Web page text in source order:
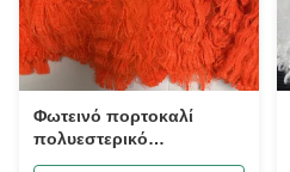
Φωτεινό πορτοκαλί
πολυεστερικό
ρυμουλκούμενο 2D με